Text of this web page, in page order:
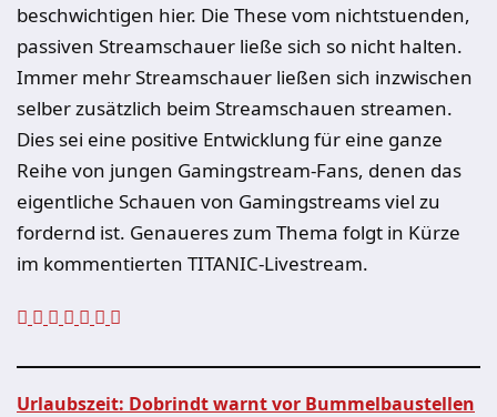
beschwichtigen hier. Die These vom nichtstuenden,
passiven Streamschauer ließe sich so nicht halten.
Immer mehr Streamschauer ließen sich inzwischen
selber zusätzlich beim Streamschauen streamen.
Dies sei eine positive Entwicklung für eine ganze
Reihe von jungen Gamingstream-Fans, denen das
eigentliche Schauen von Gamingstreams viel zu
fordernd ist. Genaueres zum Thema folgt in Kürze
im kommentierten TITANIC-Livestream.
Urlaubszeit: Dobrindt warnt vor Bummelbaustellen